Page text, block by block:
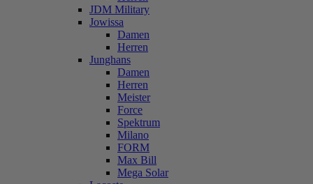
JDM Military
Jowissa
Damen
Herren
Junghans
Damen
Herren
Meister
Force
Spektrum
Milano
FORM
Max Bill
Mega Solar